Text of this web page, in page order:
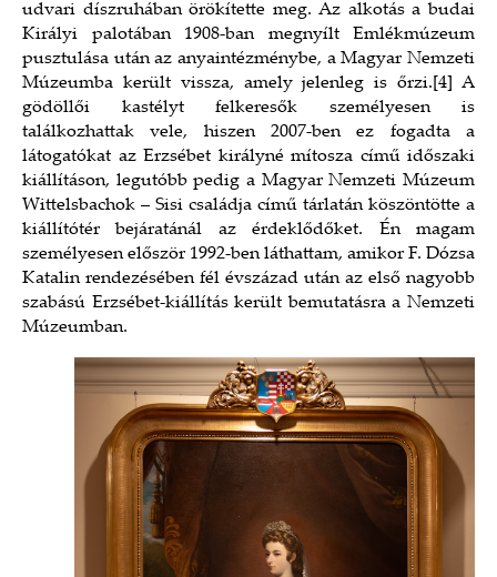
udvari díszruhában örökítette meg. Az alkotás a budai
Királyi palotában 1908-ban megnyílt Emlékmúzeum
pusztulása után az anyaintézménybe, a Magyar Nemzeti
Múzeumba került vissza, amely jelenleg is őrzi.[4] A
gödöllői kastélyt felkeresők személyesen is
találkozhattak vele, hiszen 2007-ben ez fogadta a
látogatókat az Erzsébet királyné mítosza című időszaki
kiállításon, legutóbb pedig a Magyar Nemzeti Múzeum
Wittelsbachok – Sisi családja című tárlatán köszöntötte a
kiállítótér bejáratánál az érdeklődőket. Én magam
személyesen először 1992-ben láthattam, amikor F. Dózsa
Katalin rendezésében fél évszázad után az első nagyobb
szabású Erzsébet-kiállítás került bemutatásra a Nemzeti
Múzeumban.